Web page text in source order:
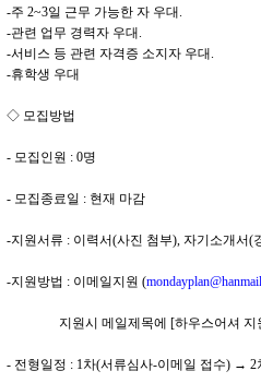
-주 2~3일 근무 가능한 자 우대.
-관련 업무 경력자 우대.
-서비스 등 관련 자격증 소지자 우대.
-휴학생 우대
◇ 모집방법
- 모집인원 : 0명
- 모집종료일 : 현재 마감
-지원서류 : 이력서(사진 첨부), 자기소개서(
-지원방법 : 이메일지원 (
지원시 메일제목에 [하우스어셔 지원-
- 전형일정 : 1차(서류심사-이메일 접수) →